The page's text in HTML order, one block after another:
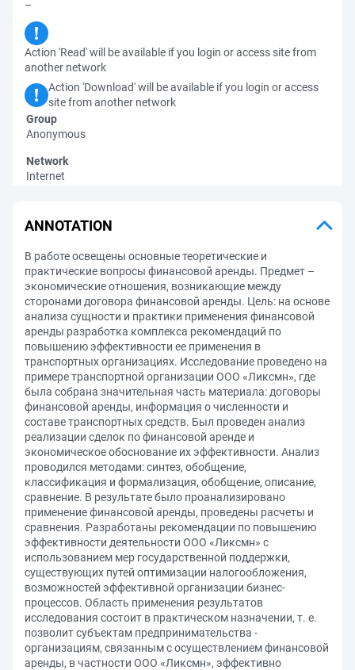
–
Action 'Read' will be available if you login or access site from
another network
Action 'Download' will be available if you login or access
site from another network
Group
Anonymous
Network
Internet
ANNOTATION
В работе освещены основные теоретические и
практические вопросы финансовой аренды. Предмет –
экономические отношения, возникающие между
сторонами договора финансовой аренды. Цель: на основе
анализа сущности и практики применения финансовой
аренды разработка комплекса рекомендаций по
повышению эффективности ее применения в
транспортных организациях. Исследование проведено на
примере транспортной организации ООО «Ликсмн», где
была собрана значительная часть материала: договоры
финансовой аренды, информация о численности и
составе транспортных средств. Был проведен анализ
реализации сделок по финансовой аренде и
экономическое обоснование их эффективности. Анализ
проводился методами: синтез, обобщение,
классификация и формализация, обобщение, описание,
сравнение. В результате было проанализировано
применение финансовой аренды, проведены расчеты и
сравнения. Разработаны рекомендации по повышению
эффективности деятельности ООО «Ликсмн» с
использованием мер государственной поддержки,
существующих путей оптимизации налогообложения,
возможностей эффективной организации бизнес-
процессов. Область применения результатов
исследования состоит в практическом назначении, т. е.
позволит субъектам предпринимательства -
организациям, связанным с осуществлением финансовой
аренды, в частности ООО «Ликсмн», эффективно